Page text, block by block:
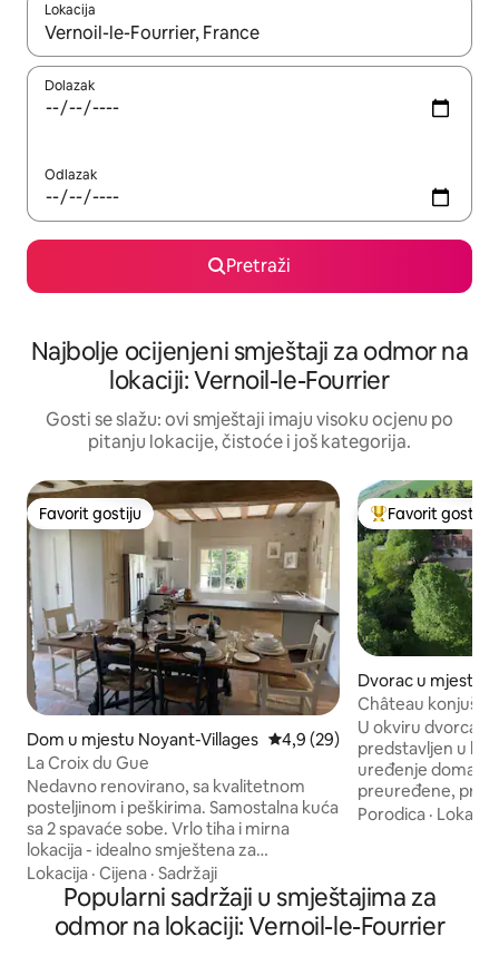
Lokacija
Kad rezultati budu dostupni, krećite se gore i dolje pomoću
Dolazak
Odlazak
Pretraži
Najbolje ocijenjeni smještaji za odmor na
lokaciji: Vernoil-le-Fourrier
Gosti se slažu: ovi smještaji imaju visoku ocjenu po
pitanju lokacije, čistoće i još kategorija.
Favorit gostiju
Favorit gostiju
Dom u mjestu Noyant-Villages Prosječna ocjena: 4,9 od 5,
4,9 (29)
La Croix du Gue
Nedavno renovirano, sa kvalitetnom
posteljinom i peškirima. Samostalna kuća
sa 2 spavaće sobe. Vrlo tiha i mirna
lokacija - idealno smještena za
istraživanje svega što dolina Loare nudi.
Prostran objekat pun šarma, ukusno
renoviran s novom kuhinjom i kupatilima.
Dvokrevetna spavaća soba sa zasebnom
Lokacija · Cijena · Sadržaji
Glavni favorit
Favorit gostiju
Dvorac u mjestu
Château
tartufa
U okviru dvorca iz
predstavljen u
uređenje doma i
preuređene,
štale nalaze se u
održavaju kuću
ugodnom tokom
se lovi tartuf.
Porodica · Lokacija
Popularni sadržaji u smještajima za
odmor na lokaciji: Vernoil-le-Fourrier